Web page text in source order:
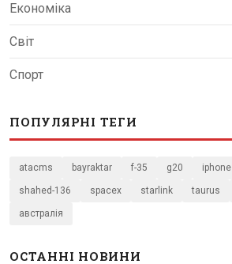
Економіка
Світ
Спорт
ПОПУЛЯРНІ ТЕГИ
atacms bayraktar f-35 g20 iphone
shahed-136 spacex starlink taurus
австралія
ОСТАННІ НОВИНИ